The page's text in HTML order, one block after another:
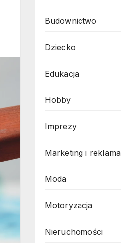
Budownictwo
Dziecko
Edukacja
Hobby
Imprezy
Marketing i reklama
Moda
Motoryzacja
Nieruchomości